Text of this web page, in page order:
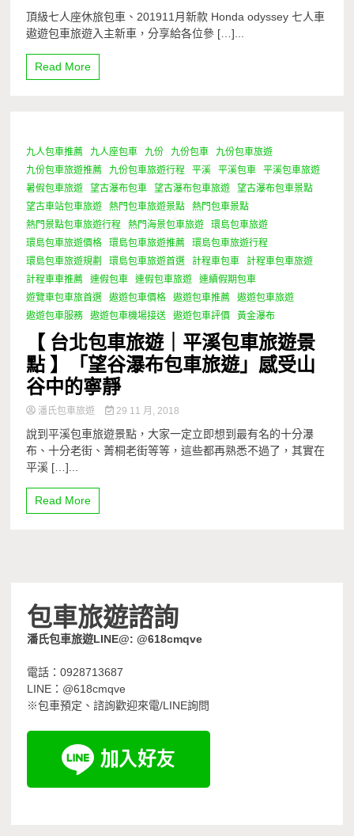
頂級七人座休旅包車、201911月新款 Honda odyssey 七人車
遨遊包車旅遊入主新車，分享給各位參 […]...
Read More
2 Minutes
九人包車推薦 九人座包車 九份 九份包車
九份包車旅遊
九份包車旅遊推薦
九份包車旅遊行程 平溪 平溪包車
平溪包車旅遊
暑假包車旅遊
望古瀑布包車 望古瀑布包車旅遊
望古瀑布包車景點
望古車站包車旅遊
熱門包車旅遊景點
熱門包車景點
熱門景點包車旅遊行程
熱門海景包車旅遊
環島包車旅遊
環島包車旅遊價格
環島包車旅遊推薦
環島包車旅遊行程
環島包車旅遊規劃
環島包車旅遊首選 計程車包車
計程車包車旅遊
計程車車推薦
連假包車 連假包車旅遊
連續假期包車
遊覽車包車旅首選
遨遊包車價格 遨遊包車推薦
遨遊包車旅遊
遨遊包車服務
遨遊包車機場接送 遨遊包車評價 黃金瀑布
【 台北包車旅遊｜平溪包車旅遊景
點 】「望谷瀑布包車旅遊」感受山
谷中的寧靜
潘氏包車旅遊 29 11 月, 2018
說到平溪包車旅遊景點，大家一定立即想到最有名的十分瀑
布、十分老街、菁桐老街等等，這些都再熟悉不過了，其實在
平溪 […]...
Read More
包車旅遊諮詢
潘氏包車旅遊LINE@: @618cmqve
電話：0928713687
LINE：@618cmqve
※包車預定、諮詢歡迎來電/LINE詢問